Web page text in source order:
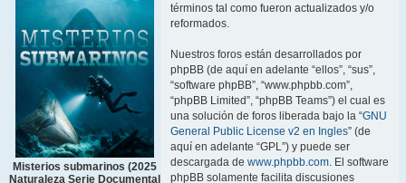
Misterios submarinos (2025
Naturaleza Serie Documental
términos tal como fueron actualizados y/o
reformados.
Nuestros foros están desarrollados por
phpBB (de aquí en adelante “ellos”, “sus”,
“software phpBB”, “www.phpbb.com”,
“phpBB Limited”, “phpBB Teams”) el cual es
una solución de foros liberada bajo la “GNU
General Public License v2 en Ingles” (de
aquí en adelante “GPL”) y puede ser
descargada de www.phpbb.com. El software
phpBB solamente facilita discusiones